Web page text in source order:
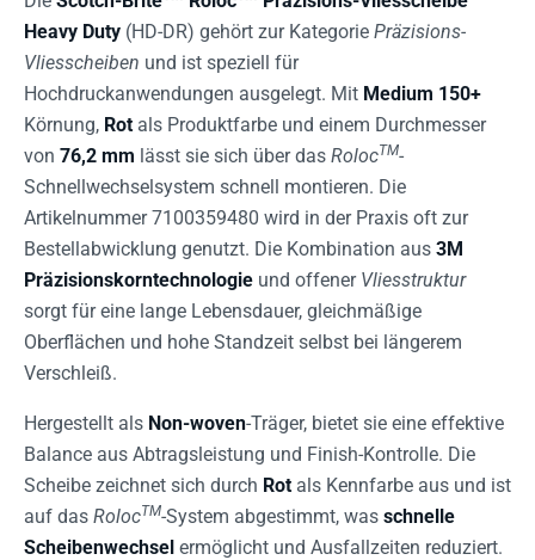
Heavy Duty (HD-DR) gehört zur Kategorie Präzisions-
Vliesscheiben und ist speziell für
Hochdruckanwendungen ausgelegt. Mit Medium 150+
Körnung, Rot als Produktfarbe und einem Durchmesser
von 76,2 mm lässt sie sich über das RolocTM-
Schnellwechselsystem schnell montieren. Die
Artikelnummer 7100359480 wird in der Praxis oft zur
Bestellabwicklung genutzt. Die Kombination aus 3M
Präzisionskorntechnologie und offener Vliesstruktur
sorgt für eine lange Lebensdauer, gleichmäßige
Oberflächen und hohe Standzeit selbst bei längerem
Verschleiß.
Hergestellt als Non-woven-Träger, bietet sie eine effektive
Balance aus Abtragsleistung und Finish-Kontrolle. Die
Scheibe zeichnet sich durch Rot als Kennfarbe aus und ist
auf das RolocTM-System abgestimmt, was schnelle
Scheibenwechsel ermöglicht und Ausfallzeiten reduziert.